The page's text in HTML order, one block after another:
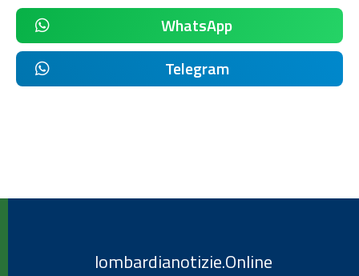
WhatsApp
Telegram
lombardianotizie.Online